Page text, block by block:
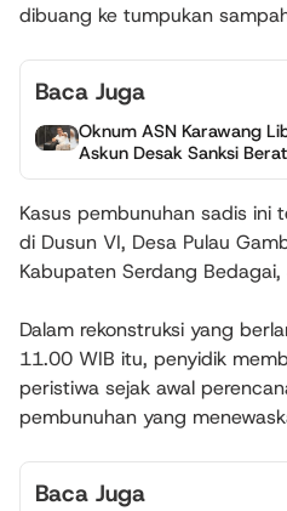
dibuang ke tumpukan
Baca Juga
Oknum ASN Karawang
Askun Desak Sanksi
Kasus pembunuhan sadis
di Dusun VI, Desa Pulau
Kabupaten Serdang
Dalam rekonstruksi yang
11.00 WIB itu, penyidik
peristiwa sejak awal
pembunuhan yang
Baca Juga